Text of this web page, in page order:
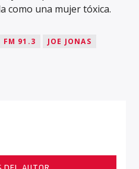
como una mujer tóxica.
FM 91.3
JOE JONAS